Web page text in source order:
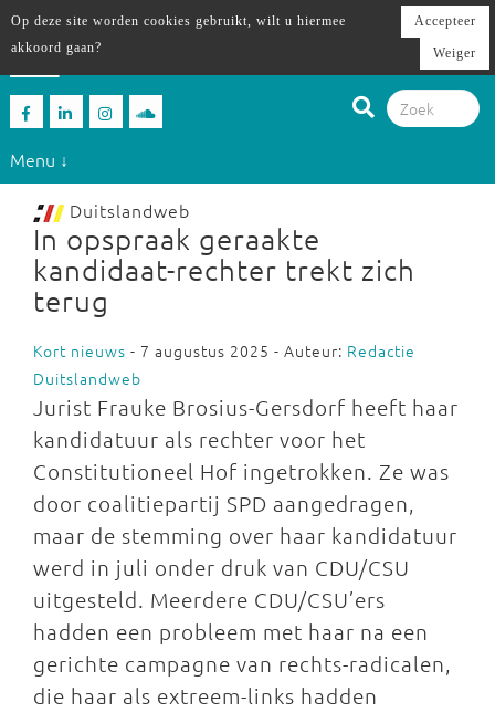
Menu ↓
Duitslandweb
In opspraak geraakte
kandidaat-rechter ​​trekt zich
terug
Kort nieuws - 7 augustus 2025 - Auteur: Redactie
Duitslandweb
Jurist Frauke Brosius-Gersdorf heeft haar
kandidatuur als rechter voor het
Constitutioneel Hof ingetrokken. Ze was
door coalitiepartij SPD aangedragen,
maar de stemming over haar kandidatuur
werd in juli onder druk van CDU/CSU
uitgesteld. Meerdere CDU/CSU’ers
hadden een probleem met haar na een
gerichte campagne van rechts-radicalen,
die haar als extreem-links hadden
Op deze site worden cookies gebruikt, wilt u hiermee
akkoord gaan?
Accepteer
Weiger